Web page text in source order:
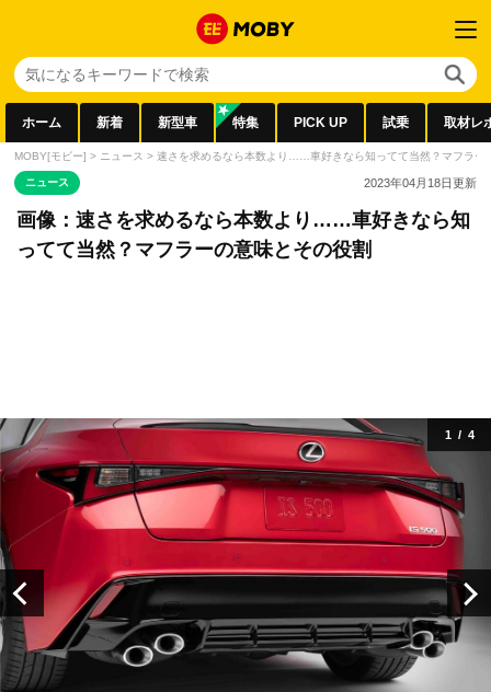
ホーム 新着 新型車 特集 PICK UP 試乗 取材レ
MOBY[モビー] > ニュース > 速さを求めるなら本数より……車好きなら知ってて当然？マフラー
ニュース 2023年04月18日更新
画像：速さを求めるなら本数より……車好きなら知
ってて当然？マフラーの意味とその役割
1/ 4